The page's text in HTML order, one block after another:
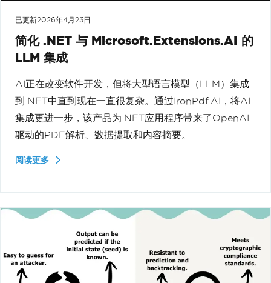
已更新2026年4月23日
简化 .NET 与 Microsoft.Extensions.AI 的
LLM 集成
AI正在改变软件开发，但将大型语言模型（LLM）集成
到.NET中直到现在一直很复杂。通过IronPdf.AI，将AI
集成更进一步，该产品为.NET应用程序带来了OpenAI
驱动的PDF解析、数据提取和内容摘要。
阅读更多